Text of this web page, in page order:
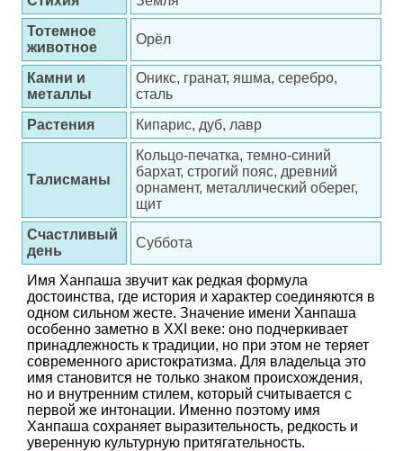
Тотемное
животное
Орёл
Камни и
металлы
Оникс, гранат, яшма, серебро,
сталь
Растения
Кипарис, дуб, лавр
Талисманы
Кольцо-печатка, темно-синий
бархат, строгий пояс, древний
орнамент, металлический оберег,
щит
Счастливый
день
Суббота
Имя Ханпаша звучит как редкая формула
достоинства, где история и характер соединяются в
одном сильном жесте. Значение имени Ханпаша
особенно заметно в XXI веке: оно подчеркивает
принадлежность к традиции, но при этом не теряет
современного аристократизма. Для владельца это
имя становится не только знаком происхождения,
но и внутренним стилем, который считывается с
первой же интонации. Именно поэтому имя
Ханпаша сохраняет выразительность, редкость и
уверенную культурную притягательность.